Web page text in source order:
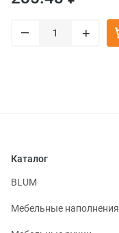
– +
Каталог
BLUM
Мебельные наполнения